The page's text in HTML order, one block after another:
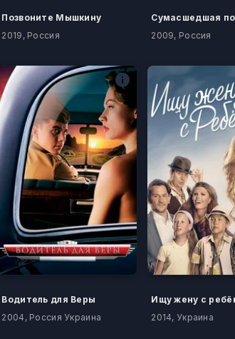
Позвоните Мышкину
2019, Россия
2009, Россия
Водитель для Веры
2004, Россия Украина
Ищу жену с
2014, Украина